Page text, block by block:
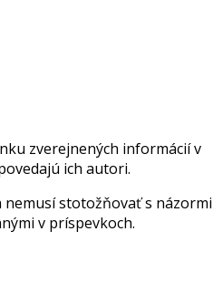
zverejnených informácií v
ich autori.
stotožňovať s názormi
v príspevkoch.